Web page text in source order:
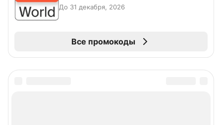
До 31 декабря, 2026
Все промокоды